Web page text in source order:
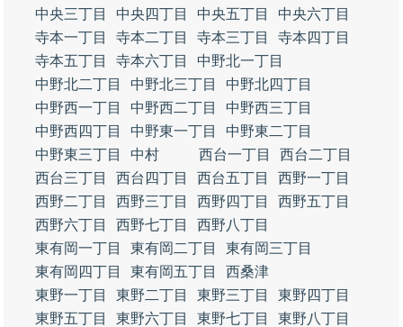
中央三丁目
中央四丁目 中央五丁目
中央六丁目
寺本一丁目
寺本二丁目 寺本三丁目
寺本四丁目
寺本五丁目
寺本六丁目
中野北一丁目
中野北二丁目
中野北三丁目
中野北四丁目
中野西一丁目
中野西二丁目
中野西三丁目
中野西四丁目
中野東一丁目
中野東二丁目
中野東三丁目
中村 西台一丁目
西台二丁目
西台三丁目
西台四丁目 西台五丁目
西野一丁目
西野二丁目
西野三丁目 西野四丁目
西野五丁目
西野六丁目
西野七丁目
西野八丁目
東有岡一丁目
東有岡二丁目
東有岡三丁目
東有岡四丁目
東有岡五丁目
西桑津
東野一丁目
東野二丁目 東野三丁目
東野四丁目
東野五丁目
東野六丁目 東野七丁目
東野八丁目